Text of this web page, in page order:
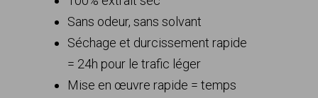
Sans odeur, sans solvant
Séchage et durcissement rapide
= 24h pour le trafic léger
Mise en œuvre rapide = temps